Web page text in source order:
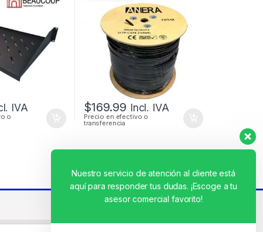
IVA
o
$169.99 Incl. IVA
Precio en efectivo o
transferencia
Nuestro servicio de atención al cliente está
aquí para responder tus dudas. ¡Escoge a tu
asesor comercial favorito!